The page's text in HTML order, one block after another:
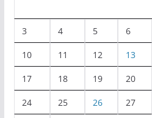
3 4 5 6
10 11 12 13
17 18 19 20
24 25 26 27